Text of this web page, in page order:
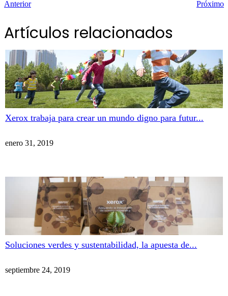
Anterior Próximo
Artículos relacionados
Xerox trabaja para crear un mundo digno para futur...
enero 31, 2019
Soluciones verdes y sustentabilidad, la apuesta de...
septiembre 24, 2019